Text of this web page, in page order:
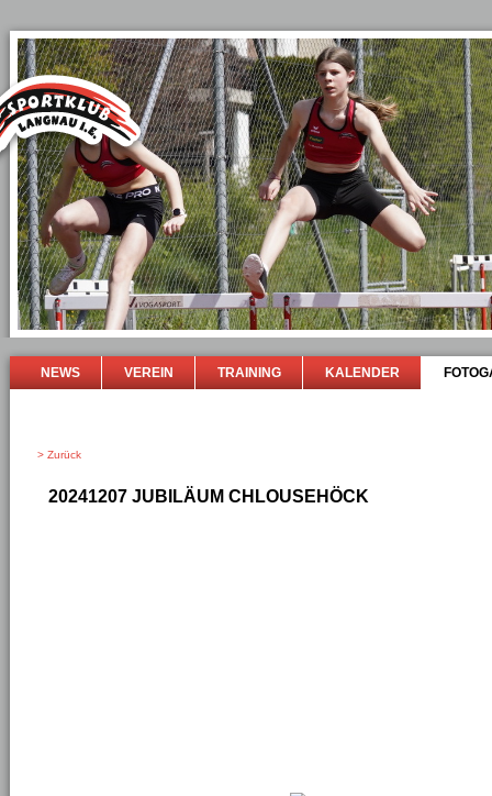
NEWS VEREIN TRAINING KALENDER
> Zurück
20241207 JUBILÄUM CHLOUSEHÖCK